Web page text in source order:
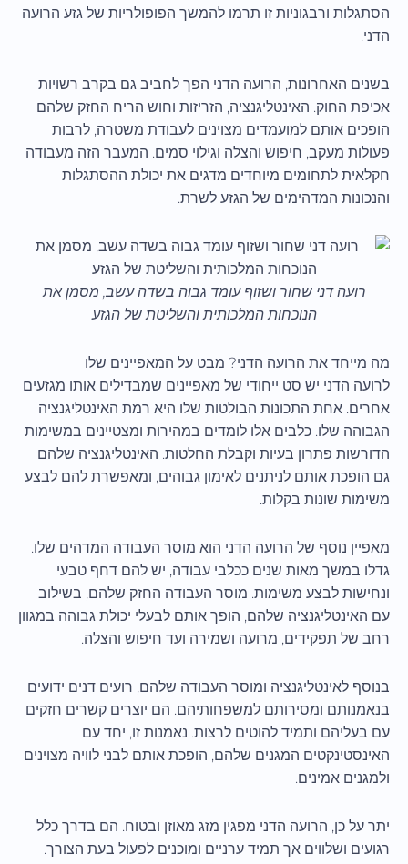
הסתגלות ורבגוניות זו תרמו להמשך הפופולריות של גזע הרועה
הדני.
בשנים האחרונות, הרועה הדני הפך לחביב גם בקרב רשויות
אכיפת החוק. האינטליגנציה, הזריזות וחוש הריח החזק שלהם
הופכים אותם למועמדים מצוינים לעבודת משטרה, לרבות
פעולות מעקב, חיפוש והצלה וגילוי סמים. המעבר הזה מעבודה
חקלאית לתחומים מיוחדים מדגים את יכולת ההסתגלות
והנכונות המדהימים של הגזע לשרת.
רועה דני שחור ושזוף עומד גבוה בשדה עשב, מסמן את
הנוכחות המלכותית והשליטת של הגזע
מה מייחד את הרועה הדני? מבט על המאפיינים שלו
לרועה הדני יש סט ייחודי של מאפיינים שמבדילים אותו מגזעים
אחרים. אחת התכונות הבולטות שלו היא רמת האינטליגנציה
הגבוהה שלו. כלבים אלו לומדים במהירות ומצטיינים במשימות
הדורשות פתרון בעיות וקבלת החלטות. האינטליגנציה שלהם
גם הופכת אותם לניתנים לאימון גבוהים, ומאפשרת להם לבצע
משימות שונות בקלות.
מאפיין נוסף של הרועה הדני הוא מוסר העבודה המדהים שלו.
גדלו במשך מאות שנים ככלבי עבודה, יש להם דחף טבעי
ונחישות לבצע משימות. מוסר העבודה החזק שלהם, בשילוב
עם האינטליגנציה שלהם, הופך אותם לבעלי יכולת גבוהה במגוון
רחב של תפקידים, מרועה ושמירה ועד חיפוש והצלה.
בנוסף לאינטליגנציה ומוסר העבודה שלהם, רועים דנים ידועים
בנאמנותם ומסירותם למשפחותיהם. הם יוצרים קשרים חזקים
עם בעליהם ותמיד להוטים לרצות. נאמנות זו, יחד עם
האינסטינקטים המגנים שלהם, הופכת אותם לבני לוויה מצוינים
ולמגנים אמינים.
יתר על כן, הרועה הדני מפגין מזג מאוזן ובטוח. הם בדרך כלל
רגועים ושלווים אך תמיד ערניים ומוכנים לפעול בעת הצורך.